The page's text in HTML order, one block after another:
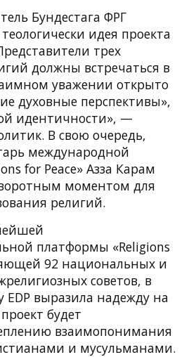
Бундестага ФРГ
идея проекта
трех
должны встречаться в
уважении открыто
духовные перспективы»,
идентичности», —
В свою очередь,
международной
for Peace» Азза Карам
моментом для
религий.
платформы «Religions
92 национальных и
советов, в
EDP выразила надежду на
будет
взаимопонимания
и мусульманами.